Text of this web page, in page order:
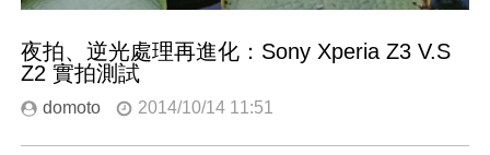
夜拍、逆光處理再進化：Sony Xperia Z3 V.S
Z2 實拍測試
domoto 2014/10/14 11:51